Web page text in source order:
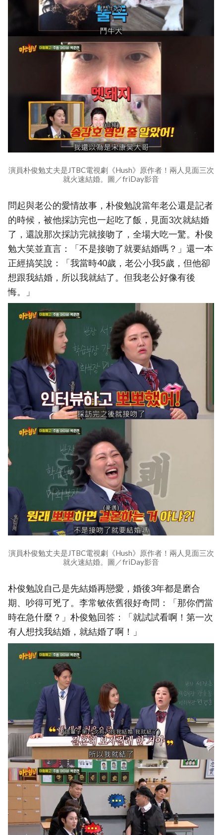
演員朴俊勉丈夫是JTBC電視劇《Hush》原作者！兩人見面三次
就火速結婚。圖／friDay影音
問起與老公的愛情故事，朴俊勉說當年老公還是記者
的時候，被他採訪完也一起吃了飯，見面3次就結婚
了，還說那次採訪完就接吻了，全場大吃一驚。朴俊
勉大笑並直言：「不是接吻了就要結婚嗎？」還一本
正經搞笑說：「我當時40歲，老公小我5歲，但他卻
想跟我結婚，所以我就結了。但我老公好像有後
悔。」
演員朴俊勉丈夫是JTBC電視劇《Hush》原作者！兩人見面三次
就火速結婚。圖／friDay影音
朴俊勉說自己是先結婚再戀愛，婚後3年都是磨合
期、吵得可兇了。李常敏依舊很好奇問：「那你們當
時在急什麼？」朴俊勉回答：「就試試看啊！第一次
有人想找我結婚，就結婚了啊！」